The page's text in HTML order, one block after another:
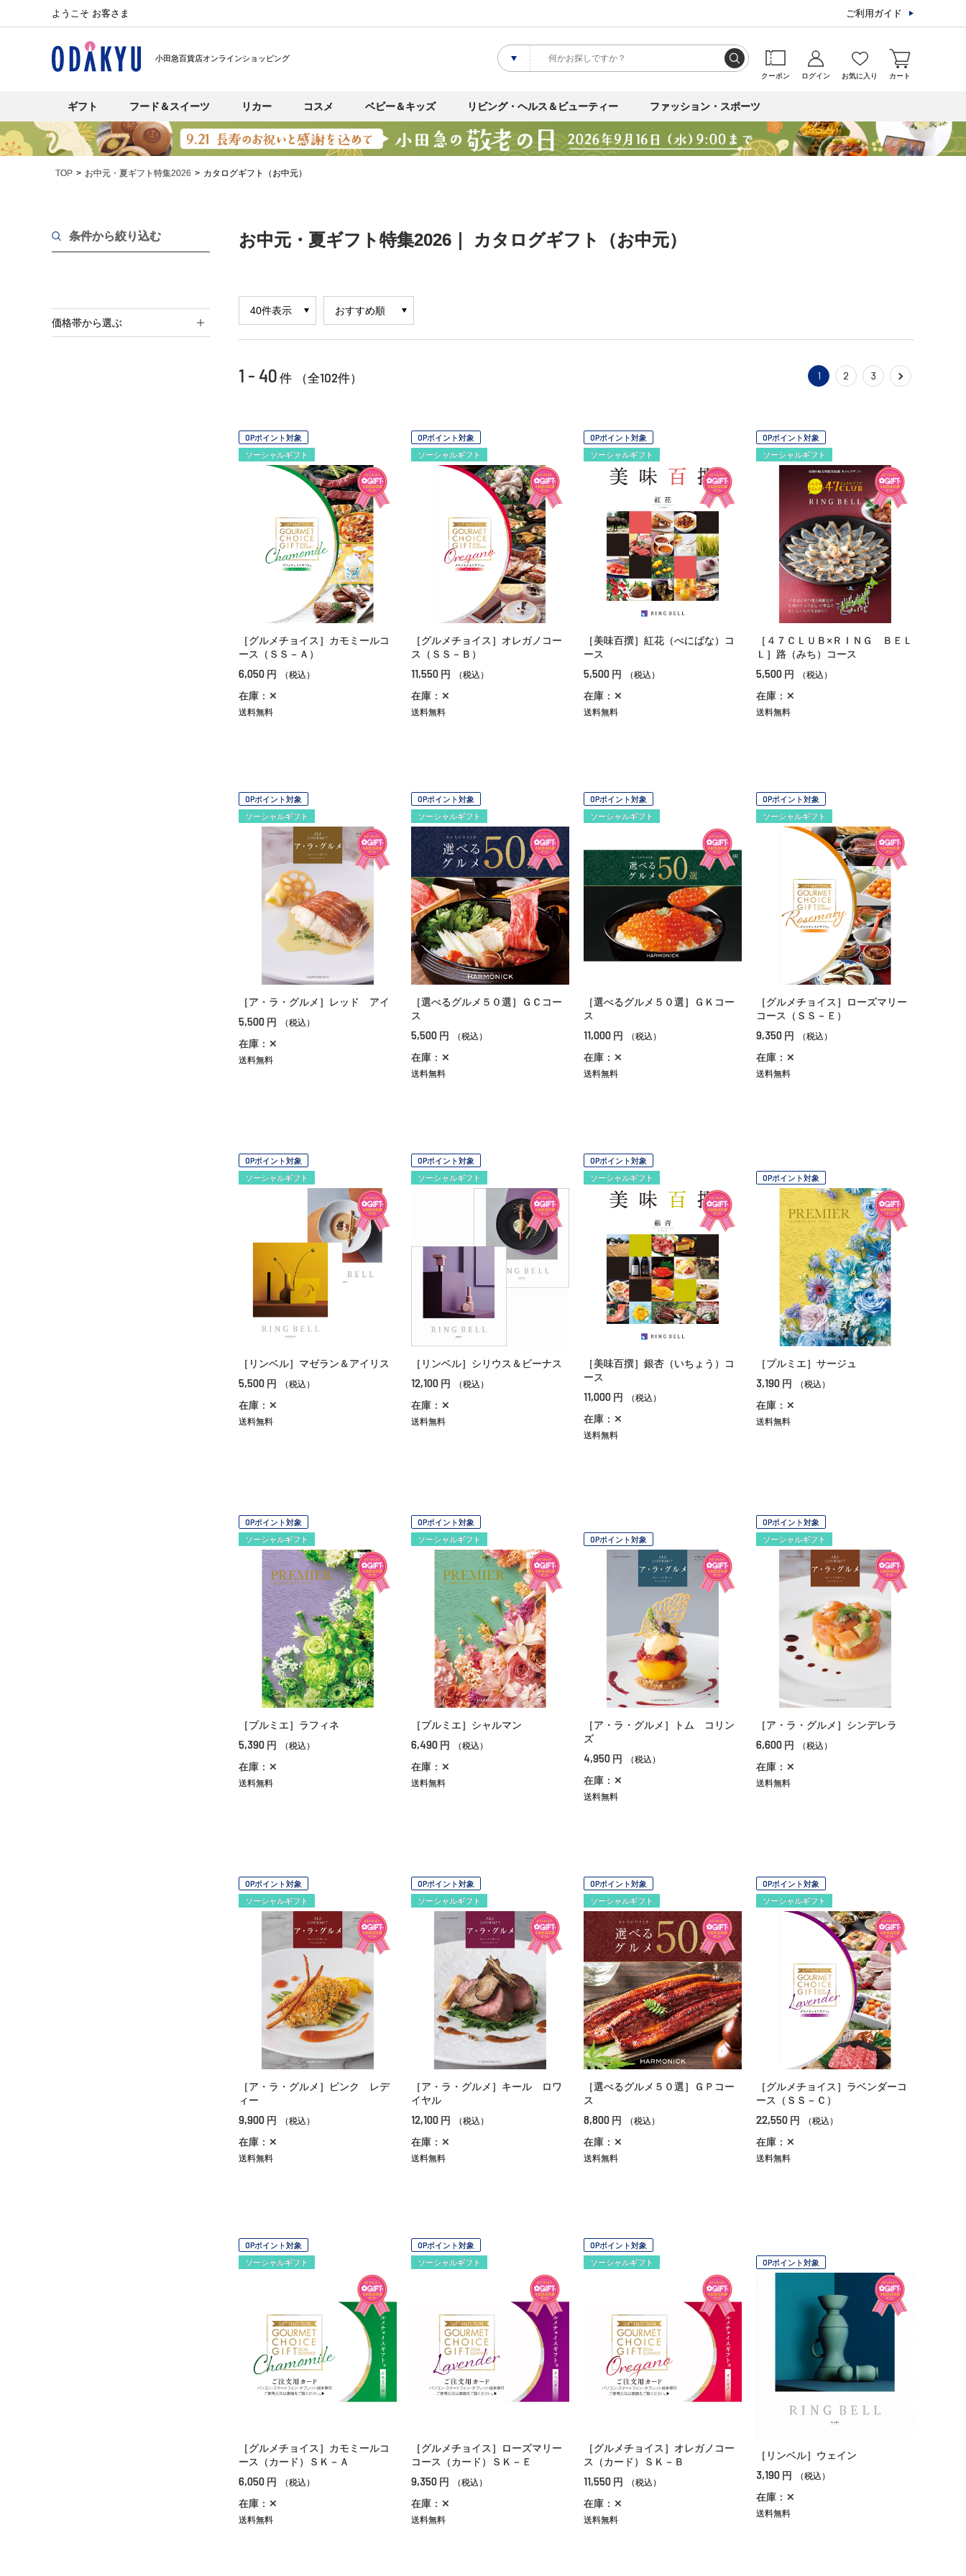
ようこそ お客さま ご利用ガイド
小田急百貨店オンラインショッピング
クーポン ログイン お気に入り カート
ギフト フード＆スイーツ リカー コスメ ベビー＆キッズ リビング・ヘルス＆ビューティー ファッション・スポーツ
TOP お中元・夏ギフト特集2026 カタログギフト（お中元）
条件から絞り込む
価格帯から選ぶ
お中元・夏ギフト特集2026｜ カタログギフト（お中元）
1 - 40 件 （全102件） 1 2 3
OPポイント対象
ソーシャルギフト
［グルメチョイス］カモミールコ
ース（ＳＳ－Ａ）
6,050 円 （税込）
在庫：✕
送料無料
OPポイント対象
ソーシャルギフト
［グルメチョイス］オレガノコー
ス（ＳＳ－Ｂ）
11,550 円 （税込）
在庫：✕
送料無料
OPポイント対象
ソーシャルギフト
［美味百撰］紅花（べにばな）コ
ース
5,500 円 （税込）
在庫：✕
送料無料
OPポイント対象
ソーシャルギフト
［４７ＣＬＵＢ×ＲＩＮＧ ＢＥＬ
Ｌ］路（みち）コース
5,500 円 （税込）
在庫：✕
送料無料
OPポイント対象
ソーシャルギフト
［ア・ラ・グルメ］レッド アイ
5,500 円 （税込）
在庫：✕
送料無料
OPポイント対象
ソーシャルギフト
［選べるグルメ５０選］ＧＣコー
ス
5,500 円 （税込）
在庫：✕
送料無料
OPポイント対象
ソーシャルギフト
［選べるグルメ５０選］ＧＫコー
ス
11,000 円 （税込）
在庫：✕
送料無料
OPポイント対象
ソーシャルギフト
［グルメチョイス］ローズマリー
コース（ＳＳ－Ｅ）
9,350 円 （税込）
在庫：✕
送料無料
OPポイント対象
ソーシャルギフト
［リンベル］マゼラン＆アイリス
5,500 円 （税込）
在庫：✕
送料無料
OPポイント対象
ソーシャルギフト
［リンベル］シリウス＆ビーナス
12,100 円 （税込）
在庫：✕
送料無料
OPポイント対象
ソーシャルギフト
［美味百撰］銀杏（いちょう）コ
ース
11,000 円 （税込）
在庫：✕
送料無料
OPポイント対象
［プルミエ］サージュ
3,190 円 （税込）
在庫：✕
送料無料
OPポイント対象
ソーシャルギフト
［プルミエ］ラフィネ
5,390 円 （税込）
在庫：✕
送料無料
OPポイント対象
ソーシャルギフト
［プルミエ］シャルマン
6,490 円 （税込）
在庫：✕
送料無料
OPポイント対象
［ア・ラ・グルメ］トム コリン
ズ
4,950 円 （税込）
在庫：✕
送料無料
OPポイント対象
ソーシャルギフト
［ア・ラ・グルメ］シンデレラ
6,600 円 （税込）
在庫：✕
送料無料
OPポイント対象
ソーシャルギフト
［ア・ラ・グルメ］ピンク レデ
ィー
9,900 円 （税込）
在庫：✕
送料無料
OPポイント対象
ソーシャルギフト
［ア・ラ・グルメ］キール ロワ
イヤル
12,100 円 （税込）
在庫：✕
送料無料
OPポイント対象
ソーシャルギフト
［選べるグルメ５０選］ＧＰコー
ス
8,800 円 （税込）
在庫：✕
送料無料
OPポイント対象
ソーシャルギフト
［グルメチョイス］ラベンダーコ
ース（ＳＳ－Ｃ）
22,550 円 （税込）
在庫：✕
送料無料
OPポイント対象
ソーシャルギフト
［グルメチョイス］カモミールコ
ース（カード）ＳＫ－Ａ
6,050 円 （税込）
在庫：✕
送料無料
OPポイント対象
ソーシャルギフト
［グルメチョイス］ローズマリー
コース（カード）ＳＫ－Ｅ
9,350 円 （税込）
在庫：✕
送料無料
OPポイント対象
ソーシャルギフト
［グルメチョイス］オレガノコー
ス（カード）ＳＫ－Ｂ
11,550 円 （税込）
在庫：✕
送料無料
OPポイント対象
［リンベル］ウェイン
3,190 円 （税込）
在庫：✕
送料無料